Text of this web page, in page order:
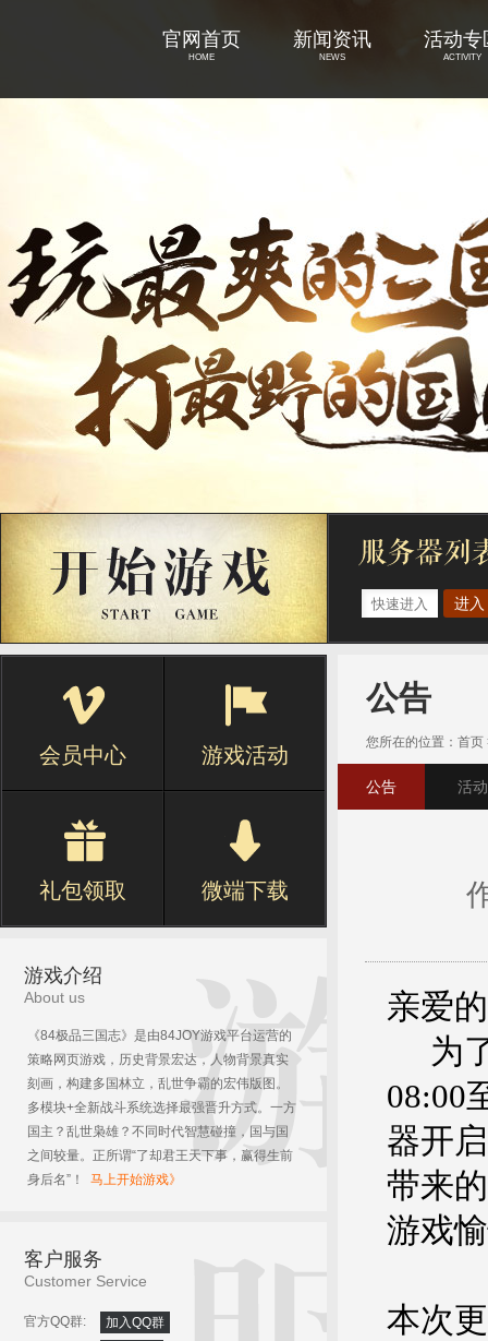
官网首页
HOME
新闻资讯
NEWS
活动专
ACTIVITY
进入
会员中心 游戏活动
礼包领取 微端下载
游戏介绍
About us
《84极品三国志》是由84JOY游戏平台运营的
策略网页游戏，历史背景宏达，人物背景真实
刻画，构建多国林立，乱世争霸的宏伟版图。
多模块+全新战斗系统选择最强晋升方式。一方
国主？乱世枭雄？不同时代智慧碰撞，国与国
之间较量。正所谓“了却君王天下事，赢得生前
身后名”！ 马上开始游戏》
客户服务
Customer Service
官方QQ群:
加入QQ群
公告
您所在的位置： 首页
公告 活动
亲爱
为了
08:00
器开
带来
游戏
本次